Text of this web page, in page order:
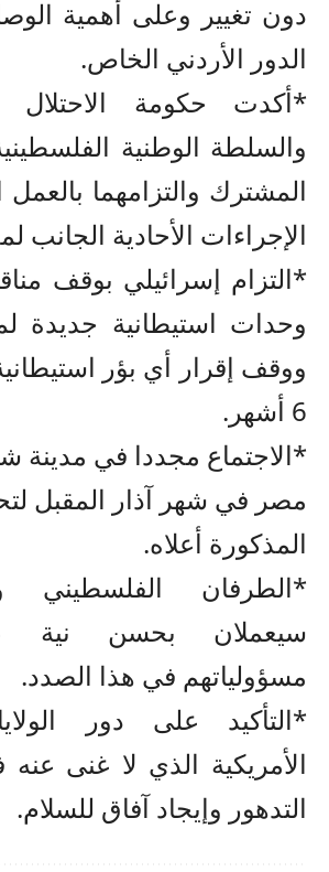
دون تغيير وعلى أهمية
الدور الأردني الخاص.
*أكدت حكومة الاحتلال
والسلطة الوطنية
المشترك والتزامهما
الإجراءات الأحادية الجانب لمدة 3-6
*التزام إسرائيلي بوقف
ووقف إقرار أي بؤر
6 أشهر.
*الاجتماع مجددا في مدينة
مصر في شهر آذار المقبل
المذكورة أعلاه.
*الطرفان الفلسطيني
سيعملان بحسن نية
مسؤولياتهم في هذا الصدد.
*التأكيد على دور
الأمريكية الذي لا غنى
التدهور وإيجاد آفاق للسلام.